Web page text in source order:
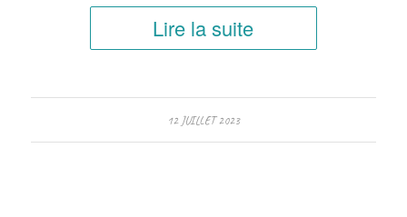
Lire la suite
12 JUILLET 2023